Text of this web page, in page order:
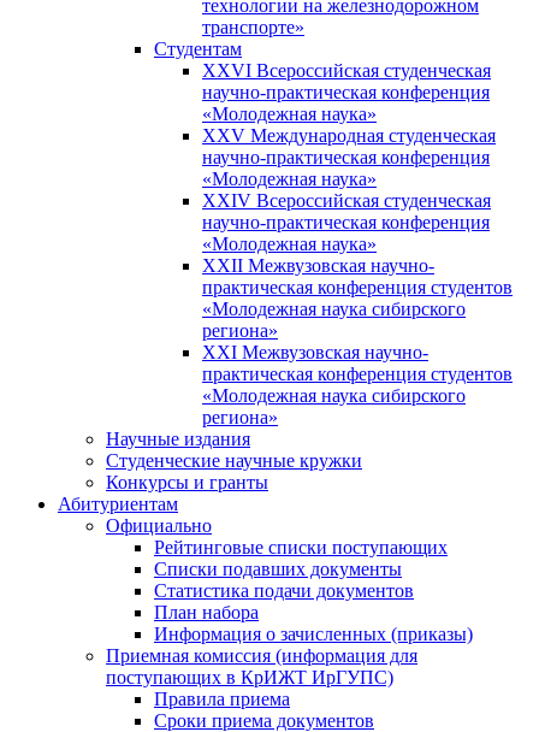
технологии на железнодорожном
транспорте»
Студентам
XXVI Всероссийская студенческая
научно-практическая конференция
«Молодежная наука»
XXV Международная студенческая
научно-практическая конференция
«Молодежная наука»
XXIV Всероссийская студенческая
научно-практическая конференция
«Молодежная наука»
XXII Межвузовская научно-
практическая конференция студентов
«Молодежная наука сибирского
региона»
XXI Межвузовская научно-
практическая конференция студентов
«Молодежная наука сибирского
региона»
Научные издания
Студенческие научные кружки
Конкурсы и гранты
Абитуриентам
Официально
Рейтинговые списки поступающих
Списки подавших документы
Статистика подачи документов
План набора
Информация о зачисленных (приказы)
Приемная комиссия (информация для
поступающих в КрИЖТ ИрГУПС)
Правила приема
Сроки приема документов